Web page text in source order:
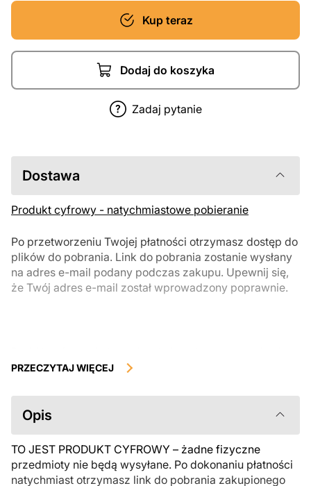
Kup teraz
Dodaj do koszyka
Zadaj pytanie
Dostawa
Produkt cyfrowy - natychmiastowe pobieranie
Po przetworzeniu Twojej płatności otrzymasz dostęp do
plików do pobrania. Link do pobrania zostanie wysłany
na adres e-mail podany podczas zakupu. Upewnij się,
że Twój adres e-mail został wprowadzony poprawnie.
podlegają zwrotowi ani wymianie po ich pobraniu. Zalecamy
przed zakupem. Jeśli masz jakiekolwiek problemy z zamówieniem,
skontaktuj się bezpośrednio ze sprzedawcą.
PRZECZYTAJ WIĘCEJ
Opis
TO JEST PRODUKT CYFROWY – żadne fizyczne
przedmioty nie będą wysyłane. Po dokonaniu płatności
natychmiast otrzymasz link do pobrania zakupionego